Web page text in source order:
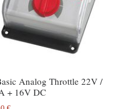
Analog Throttle 22V /
+ 16V DC